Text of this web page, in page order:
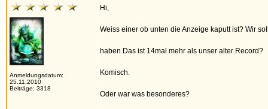
Anmeldungsdatum:
25.11.2010
Beiträge: 3318
Hi,
Weiss einer ob unten die Anzeige kaputt ist? Wir
haben.Das ist 14mal mehr als unser alter Record?
Komisch.
Oder war was besonderes?